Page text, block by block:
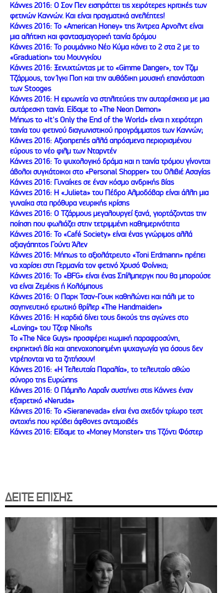
Κάννες 2016: Ο Σον Πεν εισπράττει τις χειρότερες κριτικές των
φετινών Καννών. Και είναι πραγματικά ανελέητες!
Κάννες 2016: Το «American Honey» της Άντρεα Αρνολντ είναι
μια αλήτικη και φαντασμαγορική ταινία δρόμου
Κάννες 2016: Το ρουμάνικο Νέο Κύμα κάνει το 2 στα 2 με το
«Graduation» του Μουνγκίου
Κάννες 2016: Ξενυχτώντας με το «Gimme Danger», τον Τζιμ
Τζάρμους, τον Ίγκι Ποπ και την αυθάδικη μουσική επανάσταση
των Stooges
Κάννες 2016: Η ειρωνεία να στηλιτεύεις την αυταρέσκεια με μια
αυτάρεσκη ταινία. Είδαμε το «The Neon Demon»
Μήπως το «It's Only the End of the World» είναι η χειρότερη
ταινία του φετινού διαγωνιστικού προγράμματος των Καννών;
Κάννες 2016: Αξιοπρεπές αλλά απρόσμενα περιορισμένου
εύρους το νέο φιλμ των Νταρντέν
Κάννες 2016: Το ψυχολογικό δράμα και η ταινία τρόμου γίνονται
άβολοι συγκάτοικοι στο «Personal Shopper» του Ολιβιέ Ασαγίας
Κάννες 2016: Γυναίκες σε έναν κόσμο ανδρικής βίας
Kάννες 2016: Η «Julieta» του Πέδρο Αλμοδόβαρ είναι άλλη μια
γυναίκα στα πρόθυρα νευρικής κρίσης
Κάννες 2016: Ο Τζάρμους μεγαλουργεί ξανά, γιορτάζοντας την
ποίηση που φωλιάζει στην τετριμμένη καθημερινότητα
Κάννες 2016: Το «Café Society» είναι ένας γνώριμος αλλά
αξιαγάπητος Γούντι Άλεν
Κάννες 2016: Mήπως το αξιολάτρευτο «Toni Erdmann» πρέπει
να χαρίσει στη Γερμανία τον φετινό Χρυσό Φοίνικα;
Κάννες 2016: Το «BFG» είναι ένας Σπίλμπεργκ που θα μπορούσε
να είναι Ζεμέκις ή Κολόμπους
Κάννες 2016: Ο Παρκ Τσαν-Γουκ καθηλώνει και πάλι με το
σαγηνευτικό ερωτικό θρίλερ «The Handmaiden»
Κάννες 2016: Η καρδιά δίνει τους δικούς της αγώνες στο
«Loving» του Τζεφ Νίκολς
Το «The Nice Guys» προσφέρει κωμική παραφροσύνη,
εκρηκτική βία και απενοχοποιημένη ψυχαγωγία για όσους δεν
ντρέπονται να τα ζητήσουν!
Κάννες 2016: «Η Τελευταία Παραλία», το τελευταίο αθώο
σύνορο της Ευρώπης
Κάννες 2016: Ο Πάμπλο Λαραΐν συστήνει στις Κάννες έναν
εξαιρετικό «Neruda»
Κάννες 2016: Το «Sieranevada» είναι ένα σχεδόν τρίωρο τεστ
αντοχής που κρύβει άφθονες ανταμοιβές
Κάννες 2016: Είδαμε το «Money Monster» της Τζόντι Φόστερ
ΔΕΙΤΕ ΕΠΙΣΗΣ